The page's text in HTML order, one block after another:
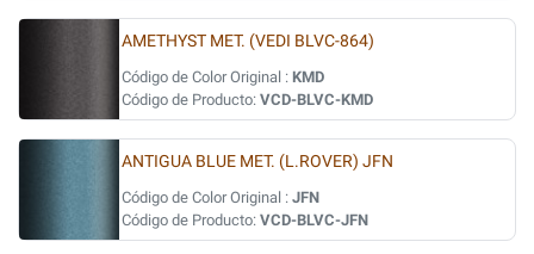
AMETHYST MET. (VEDI BLVC-864)
Código de Color Original : KMD
Código de Producto: VCD-BLVC-KMD
ANTIGUA BLUE MET. (L.ROVER) JFN
Código de Color Original : JFN
Código de Producto: VCD-BLVC-JFN